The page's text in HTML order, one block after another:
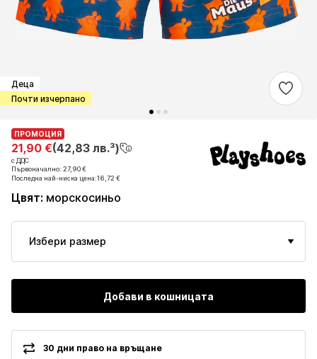
Деца
Почти изчерпано
ПРОМОЦИЯ
21,90 €(42,83 лв.³)
с ДДС
Първоначално: 27,90 €
Последна най-ниска цена:16,72 €
ПРОМОЦИЯ
21,90 €(42,83 лв.³)
с ДДС
Първоначално: 27,90 €
Последна най-ниска цена:16,72 €
Цвят: морскосиньо
Избери размер
Добави в кошницата
30 дни право на връщане